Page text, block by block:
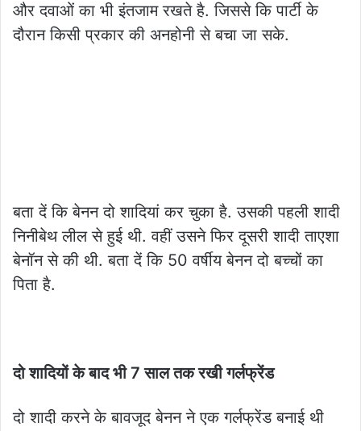
और दवाओं का भी इंतजाम रखते है. जिससे कि पार्टी के
दौरान किसी प्रकार की अनहोनी से बचा जा सके.
बता दें कि बेनन दो शादियां कर चुका है. उसकी पहली शादी
निनीबेथ लील से हुई थी. वहीं उसने फिर दूसरी शादी ताएशा
बेनॉन से की थी. बता दें कि 50 वर्षीय बेनन दो बच्चों का
पिता है.
दो शादियों के बाद भी 7 साल तक रखी गर्लफ्रेंड
दो शादी करने के बावजूद बेनन ने एक गर्लफ्रेंड बनाई थी